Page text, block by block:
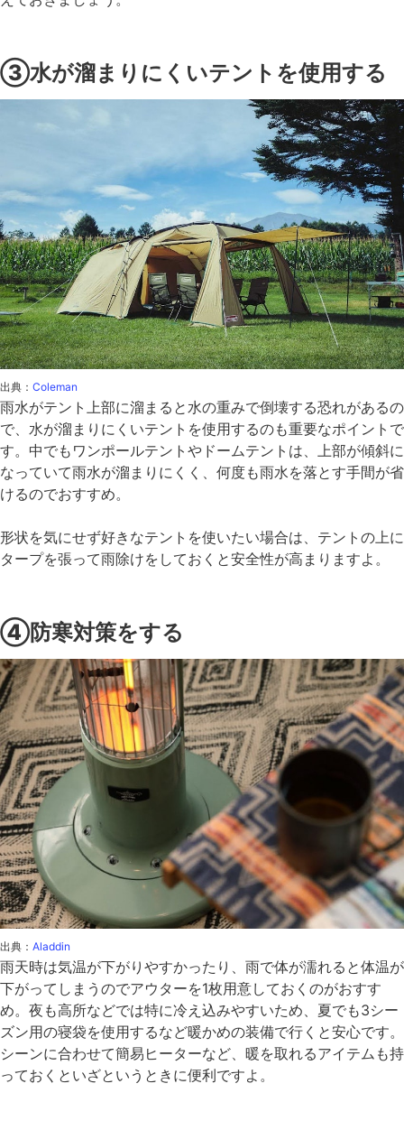
③水が溜まりにくいテントを使用する
出典： Coleman
雨水がテント上部に溜まると水の重みで倒壊する恐れがあるの
で、水が溜まりにくいテントを使用するのも重要なポイントで
す。中でもワンポールテントやドームテントは、上部が傾斜に
なっていて雨水が溜まりにくく、何度も雨水を落とす手間が省
けるのでおすすめ。
形状を気にせず好きなテントを使いたい場合は、テントの上に
タープを張って雨除けをしておくと安全性が高まりますよ。
④防寒対策をする
出典： Aladdin
雨天時は気温が下がりやすかったり、雨で体が濡れると体温が
下がってしまうのでアウターを1枚用意しておくのがおすす
め。夜も高所などでは特に冷え込みやすいため、夏でも3シー
ズン用の寝袋を使用するなど暖かめの装備で行くと安心です。
シーンに合わせて簡易ヒーターなど、暖を取れるアイテムも持
っておくといざというときに便利ですよ。